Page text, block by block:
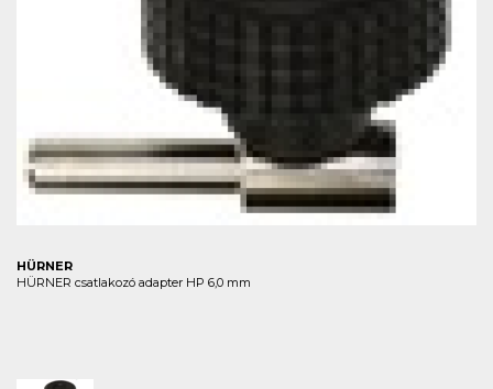
HÜRNER
HÜRNER csatlakozó adapter HP 6,0 mm